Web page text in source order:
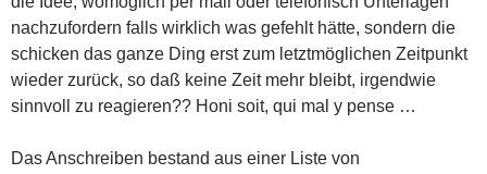
nachzufordern falls wirklich was gefehlt hätte, sondern die
schicken das ganze Ding erst zum letztmöglichen Zeitpunkt
wieder zurück, so daß keine Zeit mehr bleibt, irgendwie
sinnvoll zu reagieren?? Honi soit, qui mal y pense …
Das Anschreiben bestand aus einer Liste von